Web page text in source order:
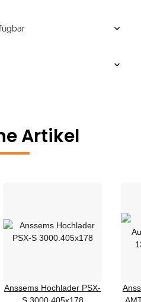
Artikel
Anssems Hochlader PSX-
S 3000.405x178